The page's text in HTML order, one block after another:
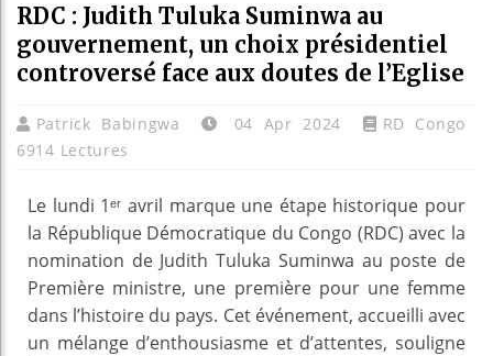
RDC : Judith Tuluka Suminwa au
gouvernement, un choix présidentiel
controversé face aux doutes de l’Eglise
Patrick Babingwa 04 Apr 2024
RD Congo
6914 Lectures
Le lundi 1ᵉʳ avril marque une étape historique pour
la République Démocratique du Congo (RDC) avec la
nomination de Judith Tuluka Suminwa au poste de
Première ministre, une première pour une femme
dans l’histoire du pays. Cet événement, accueilli avec
un mélange d’enthousiasme et d’attentes, souligne